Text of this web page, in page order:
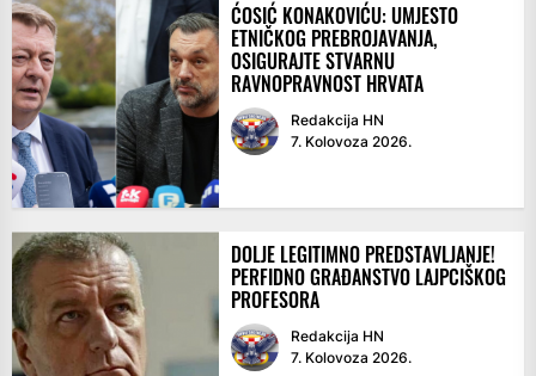
ĆOSIĆ KONAKOVIĆU: UMJESTO
ETNIČKOG PREBROJAVANJA,
OSIGURAJTE STVARNU
RAVNOPRAVNOST HRVATA
Redakcija HN
7. Kolovoza 2026.
DOLJE LEGITIMNO PREDSTAVLJANJE!
PERFIDNO GRAĐANSTVO LAJPCIŠKOG
PROFESORA
Redakcija HN
7. Kolovoza 2026.